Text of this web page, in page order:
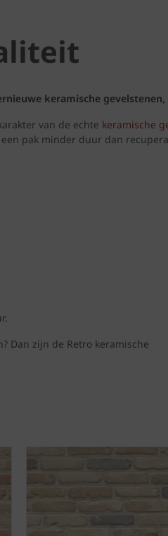
keramische
van de echte keramische
pak minder duur dan
Dan zijn de Retro keramische